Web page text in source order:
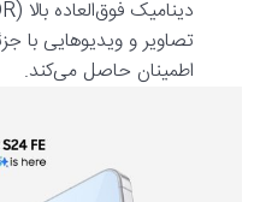
تصاویر و ویدیوهایی با
اطمینان حاصل می‌کند.